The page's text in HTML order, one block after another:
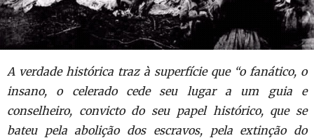
A verdade histórica traz à superfície que “o fanático, o
insano, o celerado cede seu lugar a um guia e
conselheiro, convicto do seu papel histórico, que se
bateu pela abolição dos escravos, pela extinção do